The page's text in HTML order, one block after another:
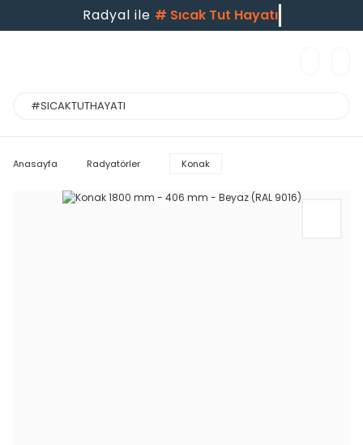
Radyal ile # Sıcak Tut Hayatı
Anasayfa Radyatörler Konak